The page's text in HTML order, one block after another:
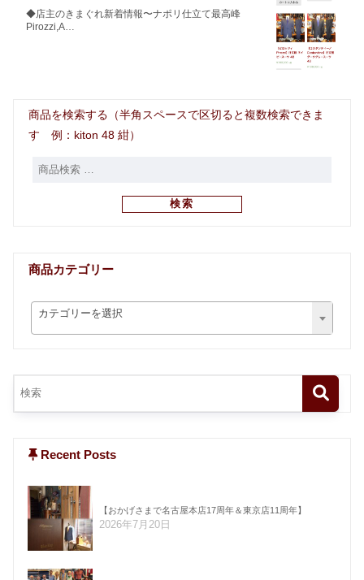
◆店主のきまぐれ新着情報〜ナポリ仕立て最高峰
Pirozzi,A…
商品を検索する（半角スペースで区切ると複数検索できま
す 例：kiton 48 紺）
検索
商品カテゴリー
カテゴリーを選択
Recent Posts
【おかげさまで名古屋本店17周年＆東京店11周年】
2026年7月20日